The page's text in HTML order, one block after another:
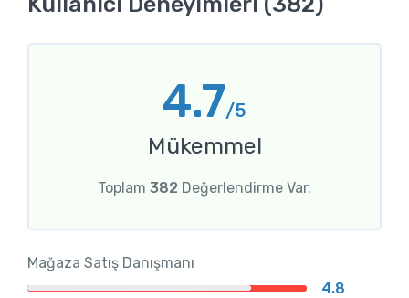
4.7/5
Mükemmel
Toplam 382 Değerlendirme Var.
Mağaza Satış Danışmanı
4.8